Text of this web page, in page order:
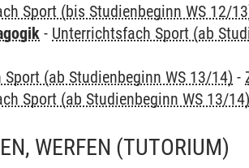
Sport (bis Studienbeginn WS 12/
- Unterrichtsfach Sport (ab
(ab Studienbeginn WS 13/14) -
Sport (ab Studienbeginn WS 13/14)
WERFEN (TUTORIUM)